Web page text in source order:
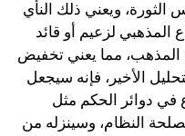
ويعني ذلك النأي
المذهبي لزعيم أو قائد
المذهب، مما يعني تخفيض
الأخير، فإنه سيجعل
دوائر الحكم مثل
النظام، وسينزله من